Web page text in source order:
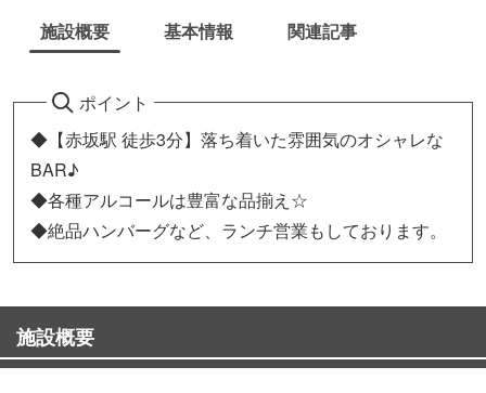
施設概要 基本情報 関連記事
ポイント
◆【赤坂駅 徒歩3分】落ち着いた雰囲気のオシャレな
BAR♪
◆各種アルコールは豊富な品揃え☆
◆絶品ハンバーグなど、ランチ営業もしております。
施設概要